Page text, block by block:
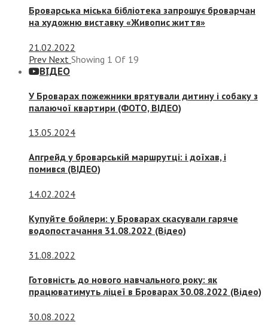
Броварська міська бібліотека запрошує броварчан
на художню виставку «Живопис життя»
21.02.2022
Prev Next Showing 1 Of 19
ВІДЕО
У Броварах пожежники врятували дитину і собаку з
палаючої квартири (ФОТО, ВІДЕО)
13.05.2024
Апгрейд у броварській маршрутці: і доїхав, і
помився (ВІДЕО)
14.02.2024
Купуйте бойлери: у Броварах скасували гаряче
водопостачання 31.08.2022 (Відео)
31.08.2022
Готовність до нового навчального року: як
працюватимуть ліцеї в Броварах 30.08.2022 (Відео)
30.08.2022